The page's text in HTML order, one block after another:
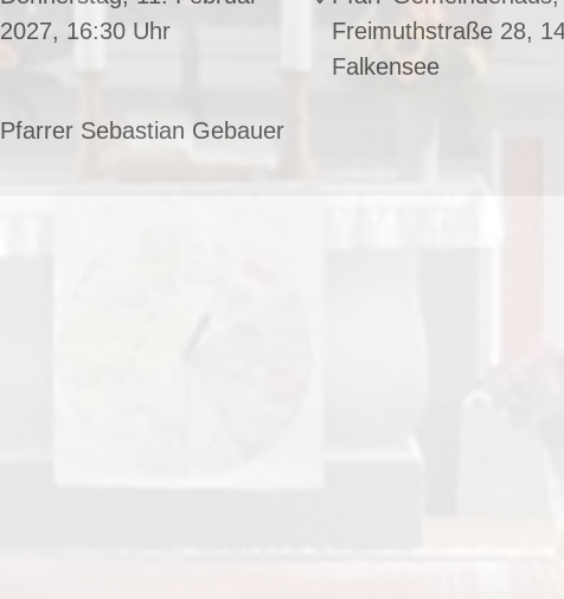
2027, 16:30 Uhr
Freimuthstraße 28,
Falkensee
Pfarrer Sebastian Gebauer